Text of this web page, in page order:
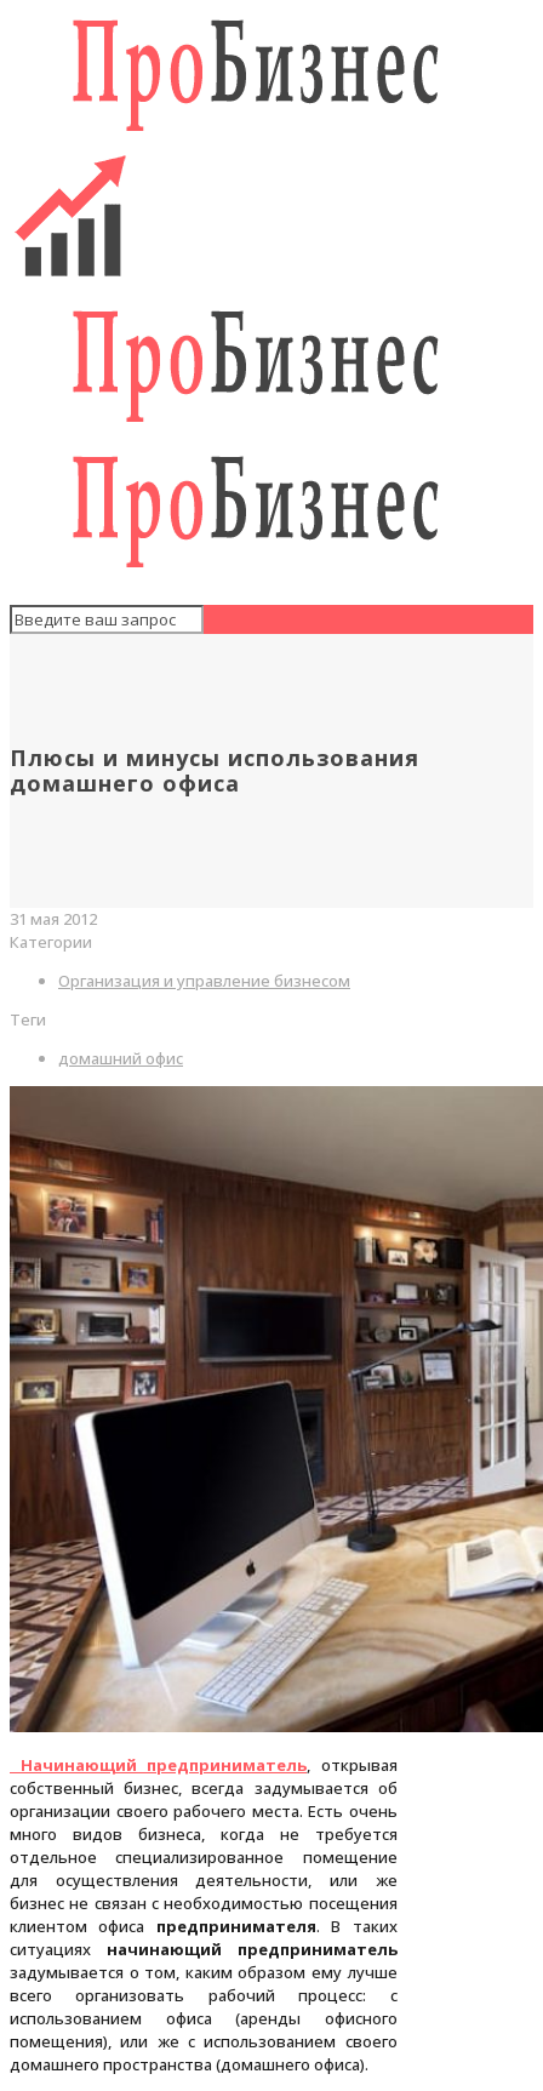
Плюсы и минусы использования
домашнего офиса
31 мая 2012
Категории
Организация и управление бизнесом
Теги
домашний офис
Начинающий предприниматель, открывая
собственный бизнес, всегда задумывается об
организации своего рабочего места. Есть очень
много видов бизнеса, когда не требуется
отдельное специализированное помещение
для осуществления деятельности, или же
бизнес не связан с необходимостью посещения
клиентом офиса предпринимателя. В таких
ситуациях начинающий предприниматель
задумывается о том, каким образом ему лучше
всего организовать рабочий процесс: с
использованием офиса (аренды офисного
помещения), или же с использованием своего
домашнего пространства (домашнего офиса).